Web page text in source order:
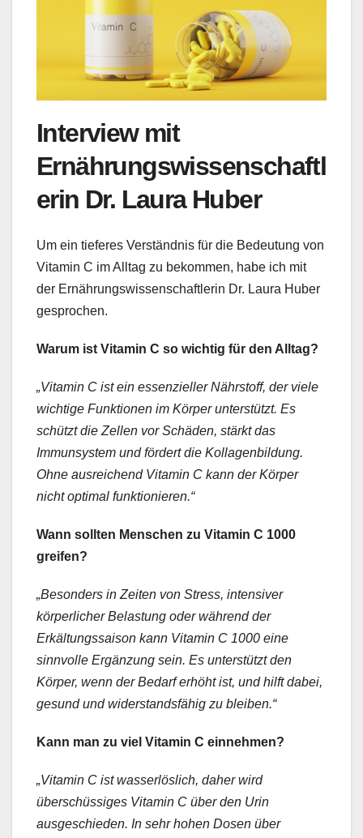
Interview mit
Ernährungswissenschaftl
erin Dr. Laura Huber
Um ein tieferes Verständnis für die Bedeutung von
Vitamin C im Alltag zu bekommen, habe ich mit
der Ernährungswissenschaftlerin Dr. Laura Huber
gesprochen.
Warum ist Vitamin C so wichtig für den Alltag?
„Vitamin C ist ein essenzieller Nährstoff, der viele
wichtige Funktionen im Körper unterstützt. Es
schützt die Zellen vor Schäden, stärkt das
Immunsystem und fördert die Kollagenbildung.
Ohne ausreichend Vitamin C kann der Körper
nicht optimal funktionieren.“
Wann sollten Menschen zu Vitamin C 1000
greifen?
„Besonders in Zeiten von Stress, intensiver
körperlicher Belastung oder während der
Erkältungssaison kann Vitamin C 1000 eine
sinnvolle Ergänzung sein. Es unterstützt den
Körper, wenn der Bedarf erhöht ist, und hilft dabei,
gesund und widerstandsfähig zu bleiben.“
Kann man zu viel Vitamin C einnehmen?
„Vitamin C ist wasserlöslich, daher wird
überschüssiges Vitamin C über den Urin
ausgeschieden. In sehr hohen Dosen über